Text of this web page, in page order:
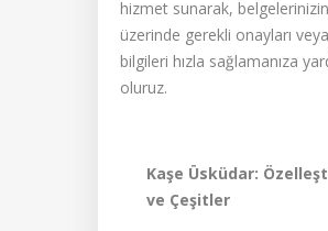
hizmet sunarak, belgelerinizin
üzerinde gerekli onayları veya
bilgileri hızla sağlamanıza
oluruz.
Kaşe Üsküdar:
ve Çeşitler